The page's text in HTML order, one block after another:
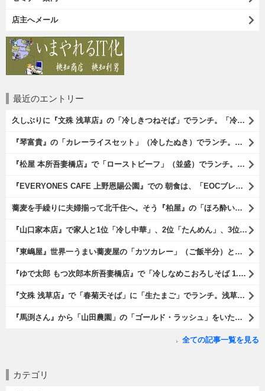
店主へメール
最近のエントリー
久しぶりに『文殊 浅草店』の「冷しきつねそば」でランチ。「冷しきつめそば」のうまさは甘さである。 あたしは思い出していたのだ。この甘さのせいで「きつねそば」を敬遠していたのか、と。 でも、うまかったのだよ（笑）。（文殊 浅草店：浅草一丁目：浅草地下街）
『琴富貴』の「カレーライスセット」（冷したぬき）でランチ。所謂「蕎麦屋のカレー」と『琴富貴』の夏の定番「冷したぬき」である。勿論、これはダブルでうまいのだよ（笑）。（琴富貴：墨田区吾妻橋1）
『松屋 本所吾妻橋店』で「ローストビーフ」（並盛）でランチ。「ローストビーフ」は2つのソースが掛かっている。オリジナルソースとレフォールソースだ。 はたしていかなるものなのかと期待しながら待てば、それは確りとうまかったのだよ（笑）。（松屋 本所吾妻橋店：墨田区吾妻橋三）
『EVERYONES CAFE 上野恩賜公園』での 朝食は、「EOCブレックファーストプレート」とセットで「アイスカフェラテ」をもらい、それから家人が「東京たまごを使ったパンケーキ キャラメルナッツ（2枚）」を頼んでみた。どれもがハイカラにうまいのだよ（笑）。（EVERYONES CAFE 上野恩賜公園：上野公園）
蕎麦を手繰りに夫婦揃って北千住へ。そう『柏屋』の「ほろ酔いセット」で一杯やったのだよ。ここは二駅離れた場所だけど、あたしの『街的』のようにくつろげる処だ。勿論、うまかったのだよ（笑）。（きそば 柏屋：足立区千住）
『山口家本店』で家人と1位「冷し中華」、2位「たんめん」、3位「かき氷」の順番通りのオーダーでランチ。なんの変哲もないものがうまいのは、当たり前だのクラッカーなのだと云爾（笑）。（山口家本店：千束通り商店街：浅草五丁目）
『東嶋屋』世界一うまい蕎麦屋の「カツカレー」（ご飯半分）と「おしんこ盛り合わせ」と「ビ―ル」でランチ。もう、ほんとうまいのだから、みんな食べてみてね、と云爾（笑）。（東嶋屋：竜泉一丁目）
『ゆで太郎 もつ次郎本所吾妻橋店』で「冷しなめこおろしそば 1.5倍盛」を手繰れば、それは「なめこ」の粘りが強烈な調味料となって、既に、ただの蕎麦では無くなっている。 ヌルヌルの蕎麦はめちゃくちゃにうまいのである（笑）。（ゆで太郎 もつ次郎本所吾妻橋店：墨田区吾妻橋3丁目）
『文殊 浅草店』で「春菊天そば」に「生たまご」でランチ。浅草地下街における至高のランチだ。今日も、実にうまかったのだよ（笑）。（文殊 浅草店：浅草一丁目：浅草地下街）
『馬渕さん』から「山田農園」の「ゴールド・ラッシュ」をいただいたのだ。甘いはうまい、うまいは身体には悪い、というのはいつものお約束（笑）。 でもね、その当然を百も承知で分かっていながらも食べてしまうのは、これが最高な「北の大地の贈り物」だからなのだよ（笑）。（馬渕さんからの贈与：山田農園：北海道夕張郡長沼町）
全ての記事一覧を見る
カテゴリ